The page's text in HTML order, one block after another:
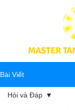
MASTER
Bài Viết
Hỏi và Đáp